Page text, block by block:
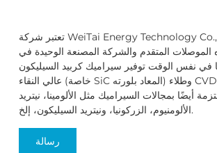
تعتبر شركة WeiTai Energy Technology Co., Ltd. موردًا رائدًا
الموصلات المتقدم والشركة المصنعة الوحيدة في
في نفس الوقت توفير سيراميك كربيد السيليكون
عالي النقاء (خاصة SiC المعاد بلورته) وطلاء CVD SiC. بالإضافة إلى
أيضًا بمجالات السيراميك مثل الألومينا، نيتريد
الألومنيوم، الزركونيا، ونيتريد السيليكون، إلخ.
رسالة